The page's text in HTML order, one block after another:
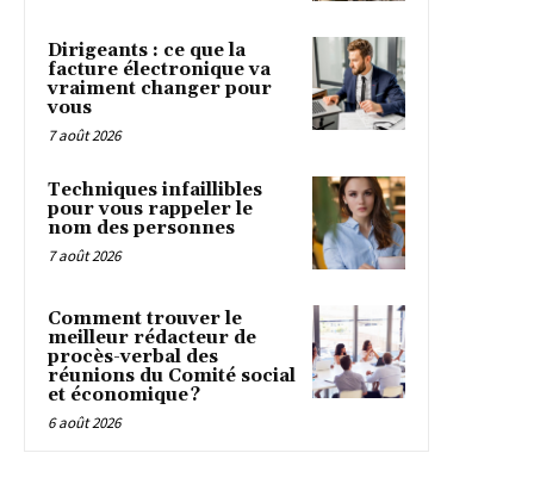
Dirigeants : ce que la
facture électronique va
vraiment changer pour
vous
7 août 2026
Techniques infaillibles
pour vous rappeler le
nom des personnes
7 août 2026
Comment trouver le
meilleur rédacteur de
procès-verbal des
réunions du Comité social
et économique ?
6 août 2026